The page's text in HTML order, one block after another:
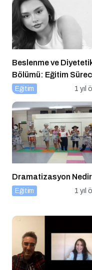
Beslenme ve
Bölümü: Eğitim
Kariyer Olanakları ve
Eğitim 1 yıl
Dramatizasyon
Eğitim 1 yıl